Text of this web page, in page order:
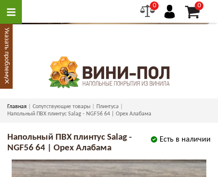
0 0
Главная Сопутствующие товары
Плинтуса
Напольный ПВХ плинтус Salag - NGF56 64 | Орех Алабама
Есть в наличии
Напольный ПВХ плинтус Salag -
NGF56 64 | Орех Алабама
Указать проблему
×